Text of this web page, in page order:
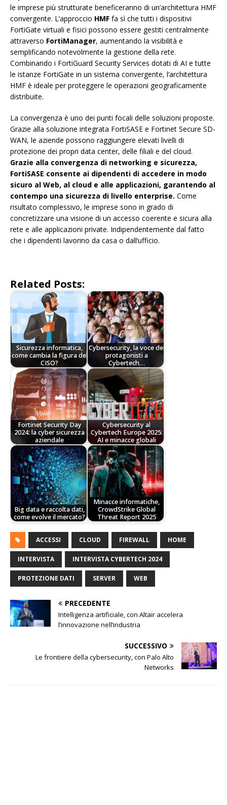
le imprese più strutturate beneficeranno di un’architettura HMF
convergente. L‘approccio HMF fa sì che tutti i dispositivi
FortiGate virtuali e fisici possono essere gestiti centralmente
attraverso FortiManager, aumentando la visibilità e
semplificando notevolmente la gestione della rete.
Combinando i FortiGuard Security Services dotati di AI e tutte
le istanze FortiGate in un sistema convergente, l‘architettura
HMF è ideale per proteggere le operazioni geograficamente
distribuite.
La convergenza è uno dei punti focali delle soluzioni proposte.
Grazie alla soluzione integrata FortiSASE e Fortinet Secure SD-
WAN, le aziende possono raggiungere elevati livelli di
protezione dei propri data center, delle filiali e del cloud.
Grazie alla convergenza di networking e sicurezza,
FortiSASE consente ai dipendenti di accedere in modo
sicuro al Web, al cloud e alle applicazioni, garantendo al
contempo una sicurezza di livello enterprise. Come
risultato complessivo, le imprese sono in grado di
concretizzare una visione di un accesso coerente e sicura alla
rete e alle applicazioni private. Indipendentemente dal fatto
che i dipendenti lavorino da casa o dall‘ufficio.
Related Posts:
Sicurezza informatica,
come cambia la figura del
CISO?
Cybersecurity, la voce dei
protagonisti a
Cybertech…
Fortinet Security Day
2024: la cyber sicurezza
aziendale
Cybersecurity al
Cybertech Europe 2025:
AI e minacce globali
Big data e raccolta dati,
come evolve il mercato?
Minacce informatiche,
CrowdStrike Global
Threat Report 2025
ACCESSI CLOUD FIREWALL HOME
INTERVISTA INTERVISTA CYBERTECH 2024
PROTEZIONE DATI SERVER WEB
PRECEDENTE
Intelligenza artificiale, con Altair accelera
l’innovazione nell’industria
SUCCESSIVO
Le frontiere della cybersecurity, con Palo Alto
Networks